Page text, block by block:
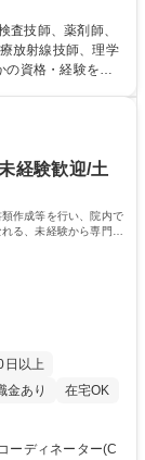
作成等を行い、院
ジュール管理 ・被
院内スタッフへ
率は90%以上、育
査技師、薬剤師、
放射線技師、理学
の資格・経験を有
は90%以上）
や患者とのコミュ
容や薬剤について
プを目指せます。
： 資格：看護師
経験歓迎/土
作成等を行い、院内で
る、未経験から専門性
日以上
金あり
在宅OK